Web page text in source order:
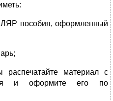
пособия, оформленный
распечатайте материал с
и оформите его по